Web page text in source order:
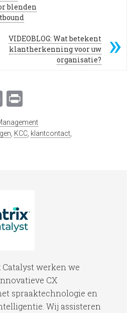
blenden
VIDEOBLOG: Wat betekent
klantherkenning voor uw
organisatie?
Email
KCC klantcontact
werken we
CX
spraaktechnologie en
Wij assisteren